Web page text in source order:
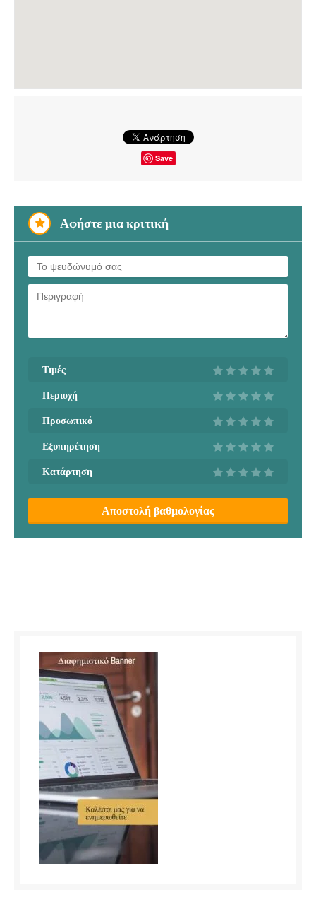
Save
Αφήστε μια κριτική
Τιμές
Περιοχή
Προσωπικό
Εξυπηρέτηση
Κατάρτηση
Αποστολή βαθμολογίας